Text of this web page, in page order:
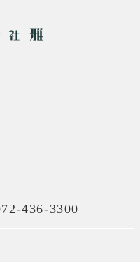
436-3300